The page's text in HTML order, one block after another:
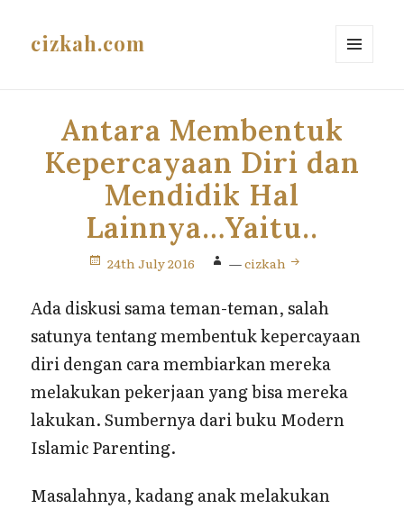
cizkah.com
Antara Membentuk
Kepercayaan Diri dan
Mendidik Hal
Lainnya…Yaitu..
24th July 2016 —cizkah
Ada diskusi sama teman-teman, salah
satunya tentang membentuk kepercayaan
diri dengan cara membiarkan mereka
melakukan pekerjaan yang bisa mereka
lakukan. Sumbernya dari buku Modern
Islamic Parenting.
Masalahnya, kadang anak melakukan